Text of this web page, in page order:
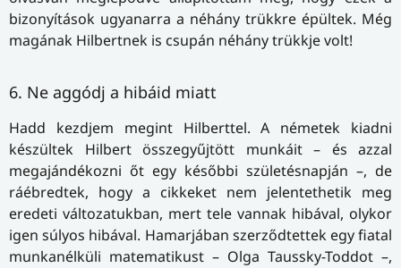
bizonyítások ugyanarra a néhány trükkre épültek. Még
magának Hilbertnek is csupán néhány trükkje volt!
6. Ne aggódj a hibáid miatt
Hadd kezdjem megint Hilberttel. A németek kiadni
készültek Hilbert összegyűjtött munkáit – és azzal
megajándékozni őt egy későbbi születésnapján –, de
ráébredtek, hogy a cikkeket nem jelentethetik meg
eredeti változatukban, mert tele vannak hibával, olykor
igen súlyos hibával. Hamarjában szerződtettek egy fiatal
munkanélküli matematikust – Olga Taussky-Toddot –,